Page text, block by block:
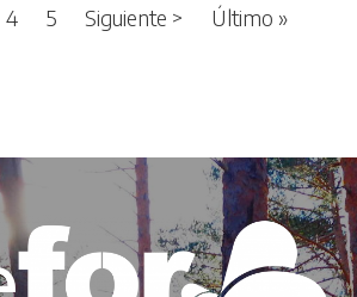
4 5 Siguiente >Siguiente página
Último »Última